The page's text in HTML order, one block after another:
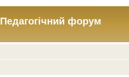
Педагогічний форум